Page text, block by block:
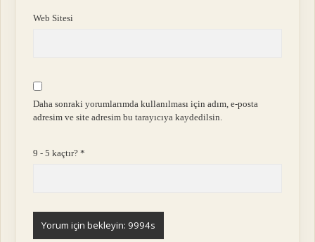
Web Sitesi
Daha sonraki yorumlarımda kullanılması için adım, e-posta
adresim ve site adresim bu tarayıcıya kaydedilsin.
9 - 5 kaçtır?*